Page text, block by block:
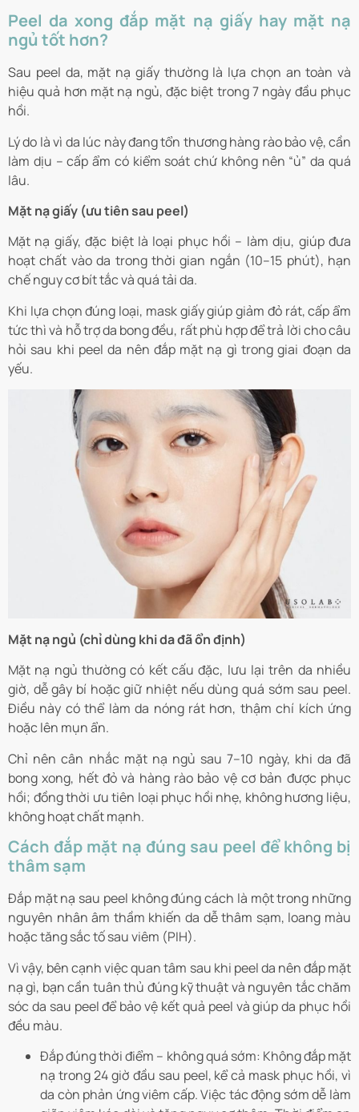
Peel da xong đắp mặt nạ giấy hay mặt nạ
ngủ tốt hơn?
Sau peel da, mặt nạ giấy thường là lựa chọn an toàn và
hiệu quả hơn mặt nạ ngủ, đặc biệt trong 7 ngày đầu phục
hồi.
Lý do là vì da lúc này đang tổn thương hàng rào bảo vệ, cần
làm dịu – cấp ẩm có kiểm soát chứ không nên “ủ” da quá
lâu.
Mặt nạ giấy (ưu tiên sau peel)
Mặt nạ giấy, đặc biệt là loại phục hồi – làm dịu, giúp đưa
hoạt chất vào da trong thời gian ngắn (10–15 phút), hạn
chế nguy cơ bít tắc và quá tải da.
Khi lựa chọn đúng loại, mask giấy giúp giảm đỏ rát, cấp ẩm
tức thì và hỗ trợ da bong đều, rất phù hợp để trả lời cho câu
hỏi sau khi peel da nên đắp mặt nạ gì trong giai đoạn da
yếu.
Mặt nạ ngủ (chỉ dùng khi da đã ổn định)
Mặt nạ ngủ thường có kết cấu đặc, lưu lại trên da nhiều
giờ, dễ gây bí hoặc giữ nhiệt nếu dùng quá sớm sau peel.
Điều này có thể làm da nóng rát hơn, thậm chí kích ứng
hoặc lên mụn ẩn.
Chỉ nên cân nhắc mặt nạ ngủ sau 7–10 ngày, khi da đã
bong xong, hết đỏ và hàng rào bảo vệ cơ bản được phục
hồi; đồng thời ưu tiên loại phục hồi nhẹ, không hương liệu,
không hoạt chất mạnh.
Cách đắp mặt nạ đúng sau peel để không bị
thâm sạm
Đắp mặt nạ sau peel không đúng cách là một trong những
nguyên nhân âm thầm khiến da dễ thâm sạm, loang màu
hoặc tăng sắc tố sau viêm (PIH).
Vì vậy, bên cạnh việc quan tâm sau khi peel da nên đắp mặt
nạ gì, bạn cần tuân thủ đúng kỹ thuật và nguyên tắc chăm
sóc da sau peel để bảo vệ kết quả peel và giúp da phục hồi
đều màu.
Đắp đúng thời điểm – không quá sớm: Không đắp mặt
nạ trong 24 giờ đầu sau peel, kể cả mask phục hồi, vì
da còn phản ứng viêm cấp. Việc tác động sớm dễ làm